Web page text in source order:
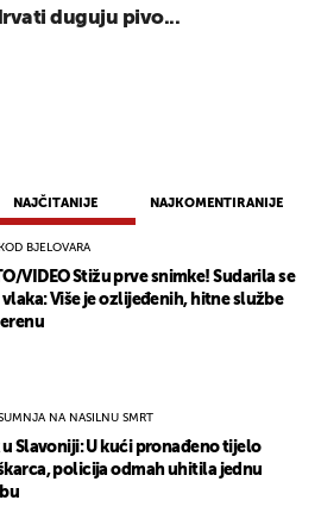
NAJČITANIJE NAJKOMENTIRANIJE
KOD BJELOVARA
VIDEO Stižu prve snimke! Sudarila se
vlaka: Više je ozlijeđenih, hitne službe
NA NASILNU SMRT
u Slavoniji: U kući pronađeno tijelo
policija odmah uhitila jednu
duguju pivo...
NOTIFIKACIJE